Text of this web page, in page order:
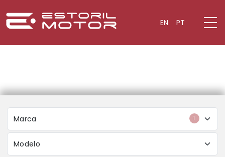
EN PT
Marca 1
Modelo